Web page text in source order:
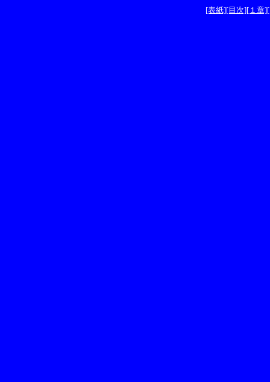
[表紙][目次][１章]